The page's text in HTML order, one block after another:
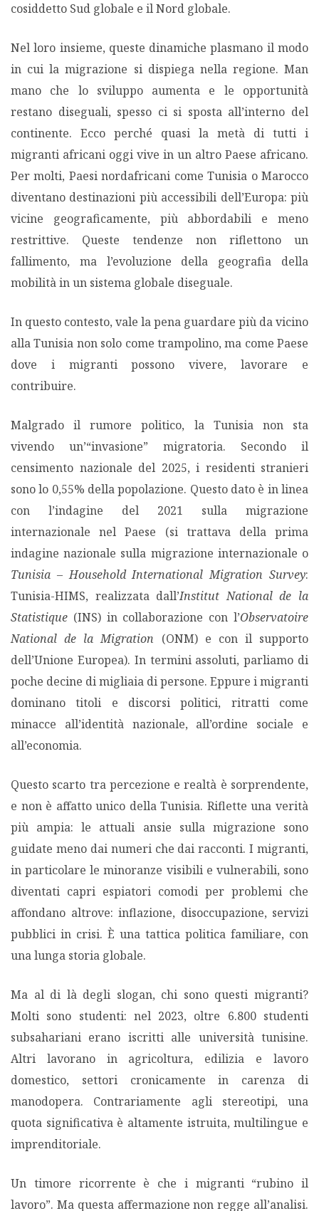
cosiddetto Sud globale e il Nord globale.
Nel loro insieme, queste dinamiche plasmano il modo
in cui la migrazione si dispiega nella regione. Man
mano che lo sviluppo aumenta e le opportunità
restano diseguali, spesso ci si sposta all’interno del
continente. Ecco perché quasi la metà di tutti i
migranti africani oggi vive in un altro Paese africano.
Per molti, Paesi nordafricani come Tunisia o Marocco
diventano destinazioni più accessibili dell’Europa: più
vicine geograficamente, più abbordabili e meno
restrittive. Queste tendenze non riflettono un
fallimento, ma l’evoluzione della geografia della
mobilità in un sistema globale diseguale.
In questo contesto, vale la pena guardare più da vicino
alla Tunisia non solo come trampolino, ma come Paese
dove i migranti possono vivere, lavorare e
contribuire.
Malgrado il rumore politico, la Tunisia non sta
vivendo un’“invasione” migratoria. Secondo il
censimento nazionale del 2025, i residenti stranieri
sono lo 0,55% della popolazione. Questo dato è in linea
con l’indagine del 2021 sulla migrazione
internazionale nel Paese (si trattava della prima
indagine nazionale sulla migrazione internazionale o
Tunisia – Household International Migration Survey:
Tunisia-HIMS, realizzata dall’Institut National de la
Statistique (INS) in collaborazione con l’Observatoire
National de la Migration (ONM) e con il supporto
dell’Unione Europea). In termini assoluti, parliamo di
poche decine di migliaia di persone. Eppure i migranti
dominano titoli e discorsi politici, ritratti come
minacce all’identità nazionale, all’ordine sociale e
all’economia.
Questo scarto tra percezione e realtà è sorprendente,
e non è affatto unico della Tunisia. Riflette una verità
più ampia: le attuali ansie sulla migrazione sono
guidate meno dai numeri che dai racconti. I migranti,
in particolare le minoranze visibili e vulnerabili, sono
diventati capri espiatori comodi per problemi che
affondano altrove: inflazione, disoccupazione, servizi
pubblici in crisi. È una tattica politica familiare, con
una lunga storia globale.
Ma al di là degli slogan, chi sono questi migranti?
Molti sono studenti: nel 2023, oltre 6.800 studenti
subsahariani erano iscritti alle università tunisine.
Altri lavorano in agricoltura, edilizia e lavoro
domestico, settori cronicamente in carenza di
manodopera. Contrariamente agli stereotipi, una
quota significativa è altamente istruita, multilingue e
imprenditoriale.
Un timore ricorrente è che i migranti “rubino il
lavoro”. Ma questa affermazione non regge all’analisi.